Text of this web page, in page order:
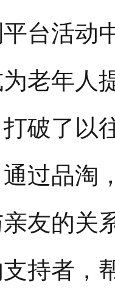
台活动
老年人
破了以
过品淘
友的关
持者，